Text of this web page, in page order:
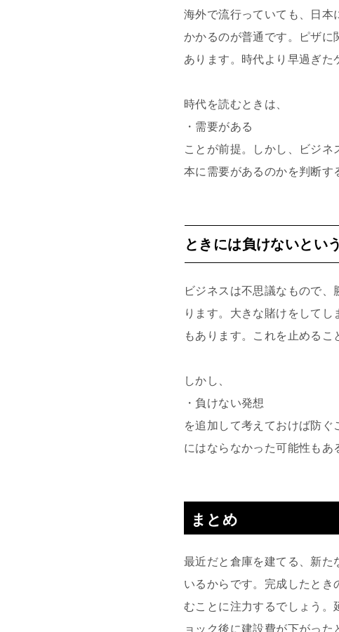
海外で流行っていても、日本
かかるのが普通です。ピザに
あります。時代より早過ぎた
時代を読むときは、
・需要がある
ことが前提。しかし、ビジ
本に需要があるのかを判断す
ときには負けないとい
ビジネスは不思議なもので
ります。大きな賭けをして
もあります。これを止めるこ
しかし、
・負けない発想
を追加して考えておけば防
にはならなかった可能性もあ
まとめ
最近だと倉庫を建てる、新た
いるからです。完成したと
むことに注力するでしょう
ョック後に建設費が下がっ